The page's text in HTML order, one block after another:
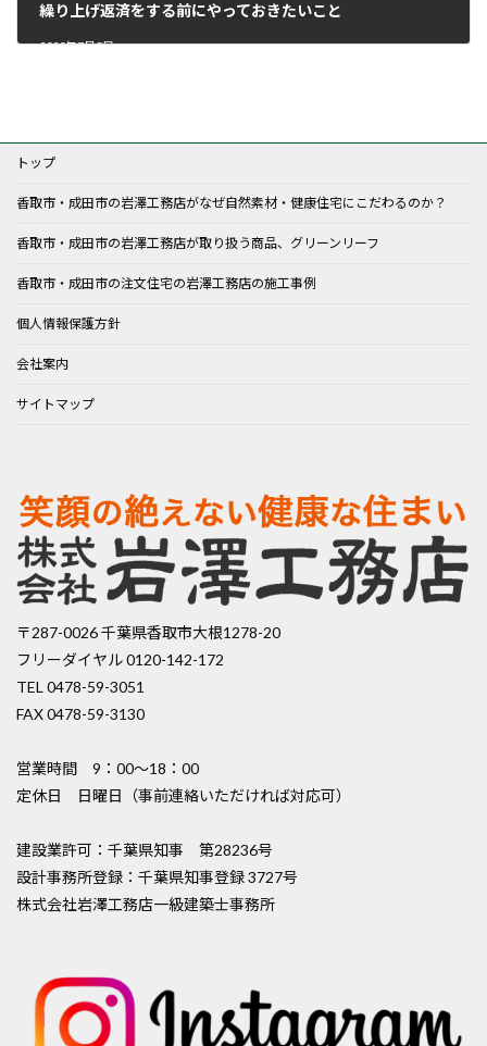
繰り上げ返済をする前にやっておきたいこと
2020年7月5日
トップ
香取市・成田市の岩澤工務店がなぜ自然素材・健康住宅にこだわるのか？
香取市・成田市の岩澤工務店が取り扱う商品、グリーンリーフ
香取市・成田市の注文住宅の岩澤工務店の施工事例
個人情報保護方針
会社案内
サイトマップ
〒287-0026 千葉県香取市大根1278-20
フリーダイヤル 0120-142-172
TEL 0478-59-3051
FAX 0478-59-3130
営業時間 9：00〜18：00
定休日 日曜日（事前連絡いただければ対応可）
建設業許可：千葉県知事 第28236号
設計事務所登録：千葉県知事登録 3727号
株式会社岩澤工務店一級建築士事務所